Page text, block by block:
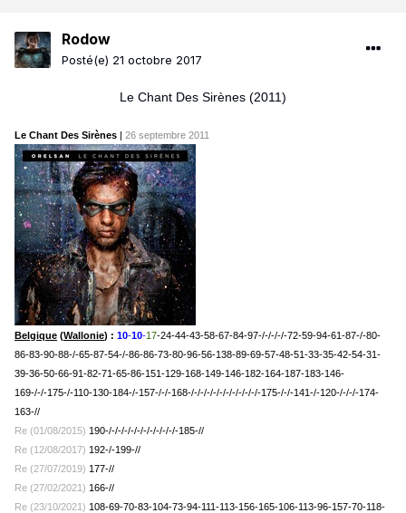
Rodow
Posté(e) 21 octobre 2017
Le Chant Des Sirènes (2011)
Le Chant Des Sirènes 26 septembre 2011
Belgique (Wallonie) : 10-10-17-24-44-43-58-67-84-97-/-/-/-/-72-59-94-61-87-/-80-
86-83-90-88-/-65-87-54-/-86-86-73-80-96-56-138-89-69-57-48-51-33-35-42-54-31-
39-36-50-66-91-82-71-65-86-151-129-168-149-146-182-164-187-183-146-
169-/-/-175-/-110-130-184-/-157-/-/-168-/-/-/-/-/-/-/-/-/-/-/-175-/-/-141-/-120-/-/-/-174-
163-//
Re (01/08/2015) 190-/-/-/-/-/-/-/-/-/-/-/-185-//
Re (12/08/2017) 192-/-199-//
Re (27/07/2019) 177-//
Re (27/02/2021) 166-//
Re (23/10/2021) 108-69-70-83-104-73-94-111-113-156-165-106-113-96-157-70-118-